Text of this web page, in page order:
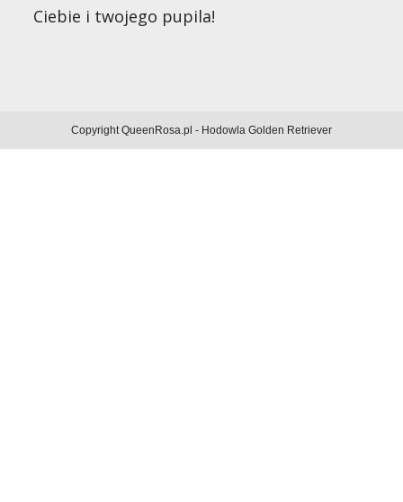
Ciebie i twojego pupila!
Copyright QueenRosa.pl - Hodowla Golden Retriever